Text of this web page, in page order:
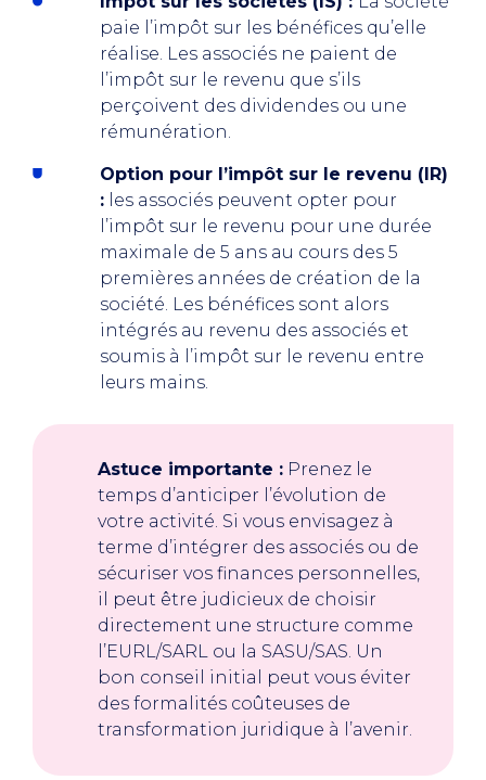
paie l’impôt sur les bénéfices qu’elle
réalise. Les associés ne paient de
l’impôt sur le revenu que s’ils
perçoivent des dividendes ou une
rémunération.
Option pour l’impôt sur le revenu (IR)
: les associés peuvent opter pour
l’impôt sur le revenu pour une durée
maximale de 5 ans au cours des 5
premières années de création de la
société. Les bénéfices sont alors
intégrés au revenu des associés et
soumis à l’impôt sur le revenu entre
leurs mains.
Astuce importante : Prenez le
temps d’anticiper l’évolution de
votre activité. Si vous envisagez à
terme d’intégrer des associés ou de
sécuriser vos finances personnelles,
il peut être judicieux de choisir
directement une structure comme
l’EURL/SARL ou la SASU/SAS. Un
bon conseil initial peut vous éviter
des formalités coûteuses de
transformation juridique à l’avenir.